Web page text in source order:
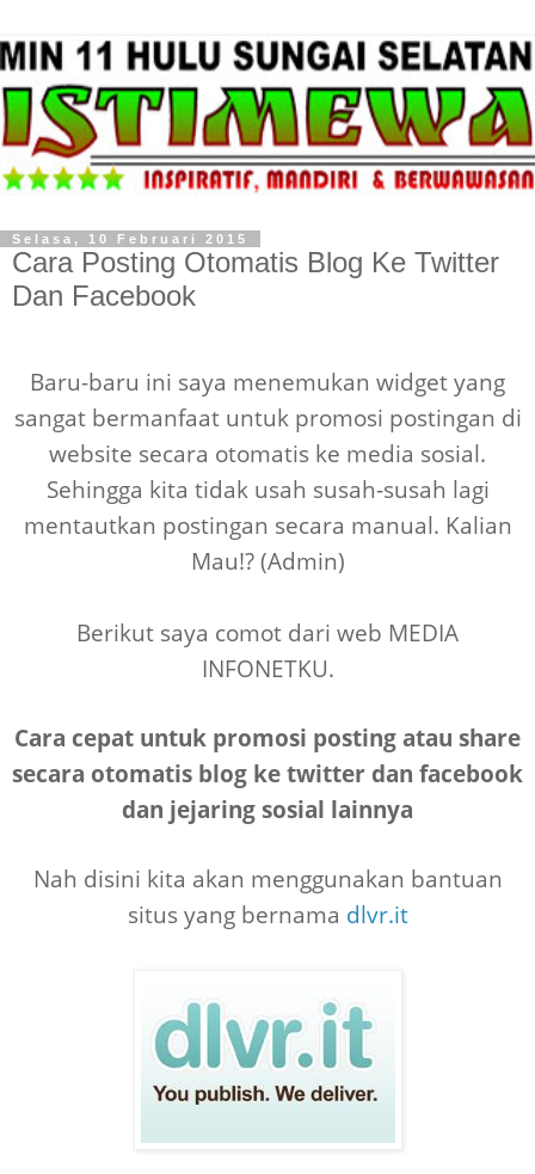
Selasa, 10 Februari 2015
Cara Posting Otomatis Blog Ke Twitter
Dan Facebook
Baru-baru ini saya menemukan widget yang
sangat bermanfaat untuk promosi postingan di
website secara otomatis ke media sosial.
Sehingga kita tidak usah susah-susah lagi
mentautkan postingan secara manual. Kalian
Mau!? (Admin)
Berikut saya comot dari web MEDIA
INFONETKU.
Cara cepat untuk promosi posting atau share
secara otomatis blog ke twitter dan facebook
dan jejaring sosial lainnya
Nah disini kita akan menggunakan bantuan
situs yang bernama dlvr.it